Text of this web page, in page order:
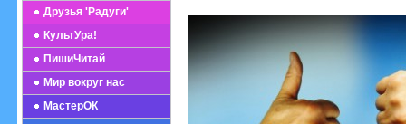
Друзья 'Радуги'
КультУра!
ПишиЧитай
Мир вокруг нас
МастерОК